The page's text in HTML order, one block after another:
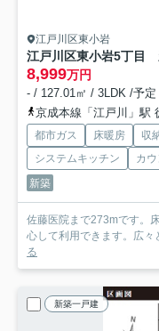
江戸川区東小岩
江戸川区東小岩5丁
8,999万円
- / 127.01㎡ / 3LDK /予定
京成本線「江戸川」駅
都市ガス 床暖房 収
システムキッチン
カ
新築
佐藤医院まで273mです。
心して利用できます。広々
る
新築一戸建